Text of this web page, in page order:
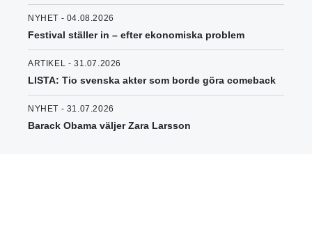
NYHET - 04.08.2026
Festival ställer in – efter ekonomiska problem
ARTIKEL - 31.07.2026
LISTA: Tio svenska akter som borde göra comeback
NYHET - 31.07.2026
Barack Obama väljer Zara Larsson